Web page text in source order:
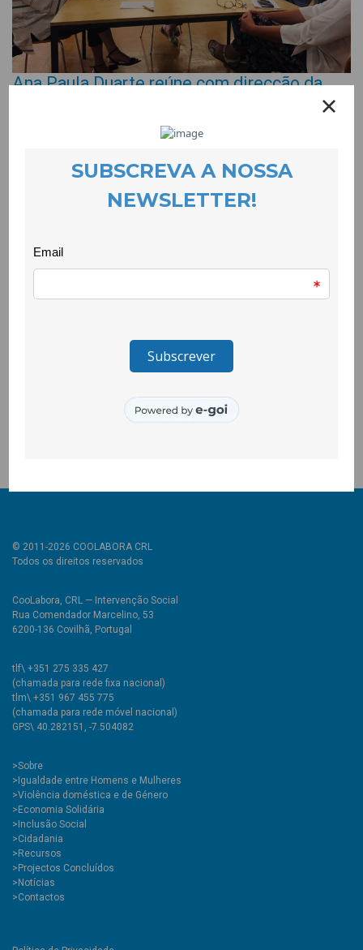
Ana Paula Duarte reúne com direcção da
A candidata a reitora da Universidade da Beira Interior, Ana
Paula Duarte, visitou a CooLabora para uma reunião com
sublinhou a importância da articulação da universidade como
plataforma de desenvolvimento da região.
Graça Rojão, Gracinda Pereira e Rosa Carreira da CooLabora,
região, numa parceria estreita entre os diversos organismos
instalados no território e a UBI. Ideia que recebeu total
acolhimento de Ana Paula Duarte ao referir que “é crucial que a
necessidades e potencialidades da região e na procura de
© 2011-2026 COOLABORA CRL
Todos os direitos reservados
CooLabora, CRL — Intervenção Social
Rua Comendador Marcelino, 53
6200-136 Covilhã, Portugal
tlf\ +351 275 335 427
(chamada para rede fixa nacional)
tlm\ +351 967 455 775
(chamada para rede móvel nacional)
GPS\ 40.282151, -7.504082
>Sobre
>Igualdade entre Homens e Mulheres
>Violência doméstica e de Género
>Economia Solidária
>Inclusão Social
>Cidadania
>Recursos
>Projectos Concluídos
>Notícias
>Contactos